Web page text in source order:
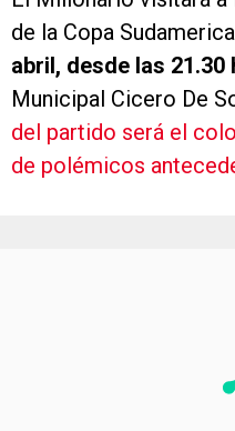
de la Copa
abril, desde las 21.30
Municipal Cicero De
del partido será el
de polémicos